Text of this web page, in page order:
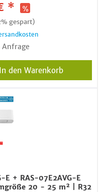
*
gespart)
In den Warenkorb
E + RAS-07E2AVG-E
20 - 25 m² | R32